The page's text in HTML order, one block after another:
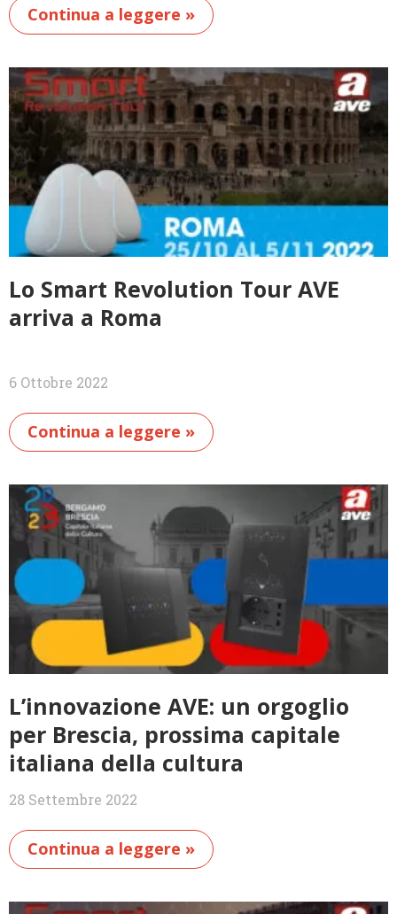
Continua a leggere »
Lo Smart Revolution Tour AVE
arriva a Roma
6 Ottobre 2022
Continua a leggere »
L’innovazione AVE: un orgoglio
per Brescia, prossima capitale
italiana della cultura
28 Settembre 2022
Continua a leggere »